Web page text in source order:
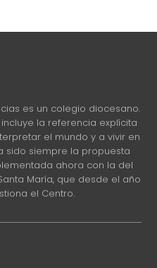
es un colegio diocesano.
la referencia explícita
el mundo y a vivir en
sido siempre la propuesta
ahora con la del
María, que desde el año
el Centro.